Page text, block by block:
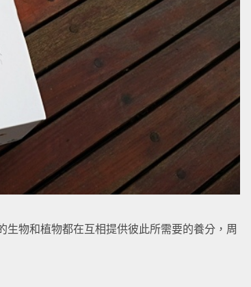
物和植物都在互相提供彼此所需要的養分，周